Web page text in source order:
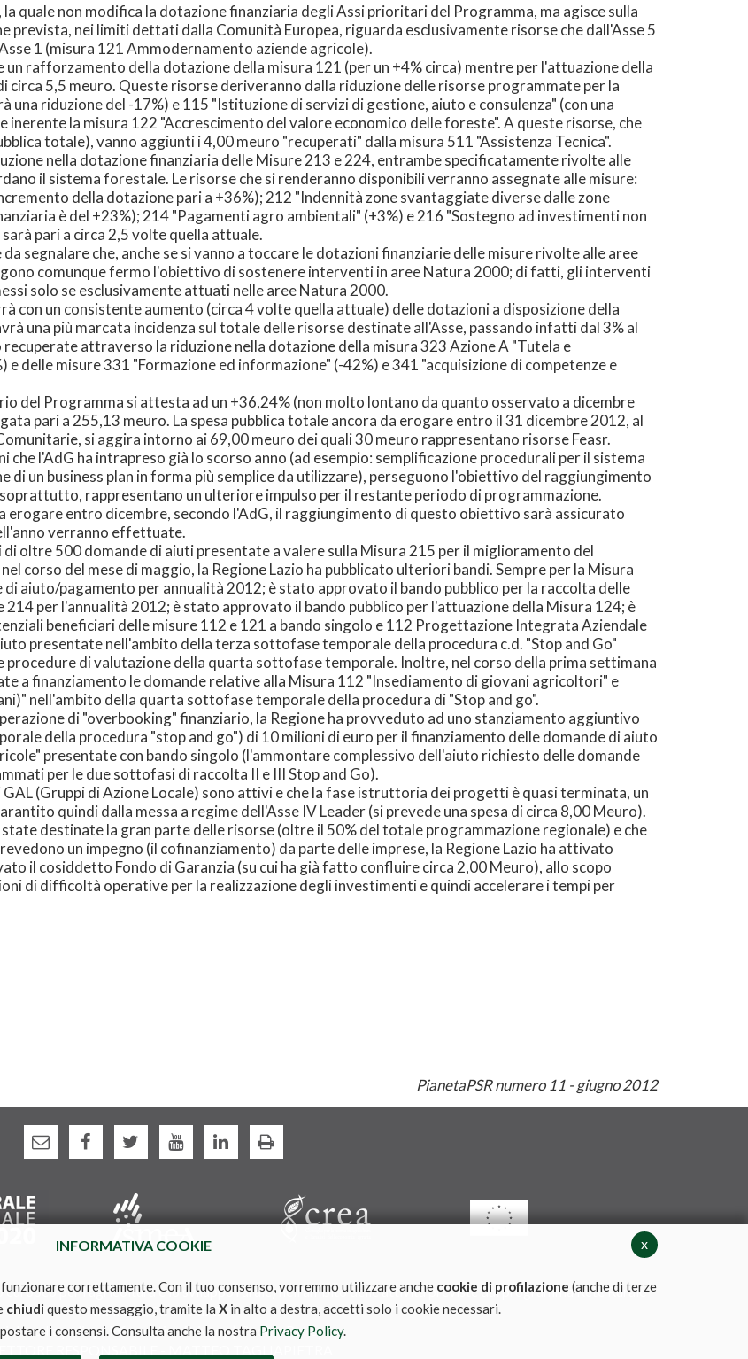
quale non modifica la dotazione finanziaria degli Assi prioritari del Programma, ma agisce sulla
prevista, nei limiti dettati dalla Comunità Europea, riguarda esclusivamente risorse che dall'Asse 5
1 (misura 121 Ammodernamento aziende agricole).
rafforzamento della dotazione della misura 121 (per un +4% circa) mentre per l'attuazione della
5,5 meuro. Queste risorse deriveranno dalla riduzione delle risorse programmate per la
una riduzione del -17%) e 115 "Istituzione di servizi di gestione, aiuto e consulenza" (con una
la misura 122 "Accrescimento del valore economico delle foreste". A queste risorse, che
totale), vanno aggiunti i 4,00 meuro "recuperati" dalla misura 511 "Assistenza Tecnica".
nella dotazione finanziaria delle Misure 213 e 224, entrambe specificatamente rivolte alle
il sistema forestale. Le risorse che si renderanno disponibili verranno assegnate alle misure:
della dotazione pari a +36%); 212 "Indennità zone svantaggiate diverse dalle zone
è del +23%); 214 "Pagamenti agro ambientali" (+3%) e 216 "Sostegno ad investimenti non
pari a circa 2,5 volte quella attuale.
segnalare che, anche se si vanno a toccare le dotazioni finanziarie delle misure rivolte alle aree
comunque fermo l'obiettivo di sostenere interventi in aree Natura 2000; di fatti, gli interventi
solo se esclusivamente attuati nelle aree Natura 2000.
con un consistente aumento (circa 4 volte quella attuale) delle dotazioni a disposizione della
una più marcata incidenza sul totale delle risorse destinate all'Asse, passando infatti dal 3% al
attraverso la riduzione nella dotazione della misura 323 Azione A "Tutela e
delle misure 331 "Formazione ed informazione" (-42%) e 341 "acquisizione di competenze e
del Programma si attesta ad un +36,24% (non molto lontano da quanto osservato a dicembre
pari a 255,13 meuro. La spesa pubblica totale ancora da erogare entro il 31 dicembre 2012, al
si aggira intorno ai 69,00 meuro dei quali 30 meuro rappresentano risorse Feasr.
che l'AdG ha intrapreso già lo scorso anno (ad esempio: semplificazione procedurali per il sistema
di un business plan in forma più semplice da utilizzare), perseguono l'obiettivo del raggiungimento
rappresentano un ulteriore impulso per il restante periodo di programmazione.
entro dicembre, secondo l'AdG, il raggiungimento di questo obiettivo sarà assicurato
verranno effettuate.
oltre 500 domande di aiuti presentate a valere sulla Misura 215 per il miglioramento del
corso del mese di maggio, la Regione Lazio ha pubblicato ulteriori bandi. Sempre per la Misura
aiuto/pagamento per annualità 2012; è stato approvato il bando pubblico per la raccolta delle
per l'annualità 2012; è stato approvato il bando pubblico per l'attuazione della Misura 124; è
beneficiari delle misure 112 e 121 a bando singolo e 112 Progettazione Integrata Aziendale
presentate nell'ambito della terza sottofase temporale della procedura c.d. "Stop and Go"
di valutazione della quarta sottofase temporale. Inoltre, nel corso della prima settimana
a finanziamento le domande relative alla Misura 112 "Insediamento di giovani agricoltori" e
nell'ambito della quarta sottofase temporale della procedura di "Stop and go".
di "overbooking" finanziario, la Regione ha provveduto ad uno stanziamento aggiuntivo
della procedura "stop and go") di 10 milioni di euro per il finanziamento delle domande di aiuto
presentate con bando singolo (l'ammontare complessivo dell'aiuto richiesto delle domande
per le due sottofasi di raccolta II e III Stop and Go).
(Gruppi di Azione Locale) sono attivi e che la fase istruttoria dei progetti è quasi terminata, un
quindi dalla messa a regime dell'Asse IV Leader (si prevede una spesa di circa 8,00 Meuro).
destinate la gran parte delle risorse (oltre il 50% del totale programmazione regionale) e che
un impegno (il cofinanziamento) da parte delle imprese, la Regione Lazio ha attivato
il cosiddetto Fondo di Garanzia (su cui ha già fatto confluire circa 2,00 Meuro), allo scopo
di difficoltà operative per la realizzazione degli investimenti e quindi accelerare i tempi per
PianetaPSR numero 11 - giugno 2012
per l'agricoltura e lo sviluppo rurale) nell'ambito delle attività previste dal programma Rete Rurale
Nazionale 2014-2020
media policy|Informativa Privacy|Cookie Policy
x
INFORMATIVA COOKIE
correttamente. Con il tuo consenso, vorremmo utilizzare anche cookie di profilazione (anche di terze
chiudi questo messaggio, tramite laX in alto a destra, accetti solo i cookie necessari.
i consensi. Consulta anche la nostra Privacy Policy.